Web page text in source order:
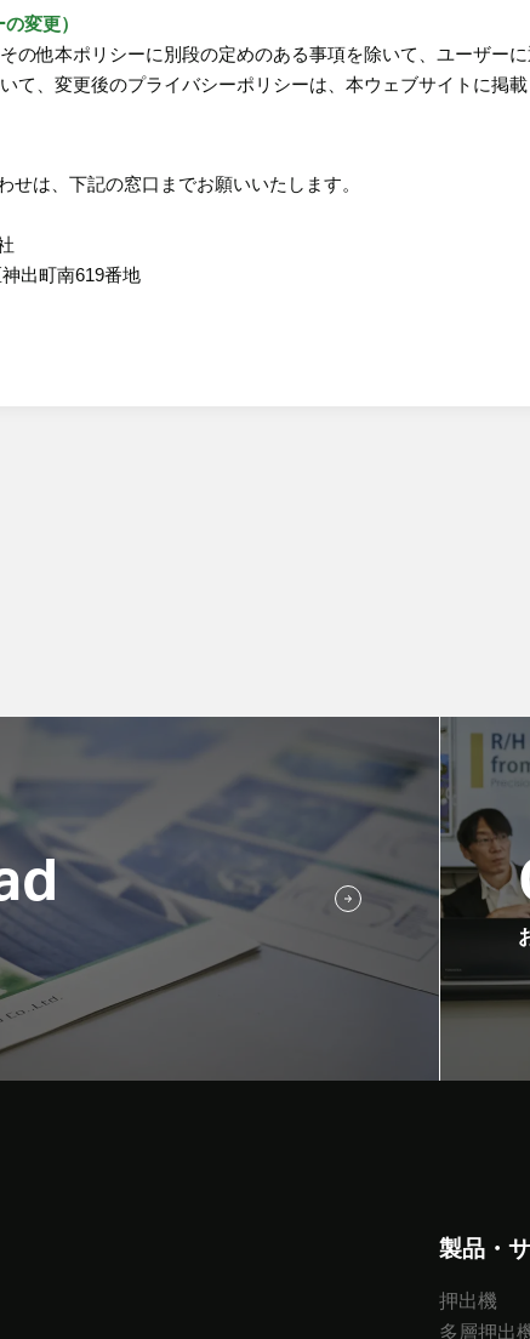
変更）
の他本ポリシーに別段の定めのある事項を除いて、ユーザー
て、変更後のプライバシーポリシーは、本ウェブサイトに掲
せは、下記の窓口までお願いいたします。
出町南619番地
製品・
押出機
多層押出